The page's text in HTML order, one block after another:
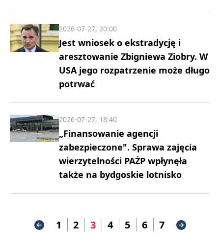
Jest wniosek o ekstradycję i
aresztowanie Zbigniewa Ziobry. W
USA jego rozpatrzenie może długo
potrwać
2026-07-27, 20:00
„Finansowanie agencji
zabezpieczone". Sprawa zajęcia
wierzytelności PAŻP wpłynęła
także na bydgoskie lotnisko
2026-07-27, 18:40
1 2 3 4 5 6 7